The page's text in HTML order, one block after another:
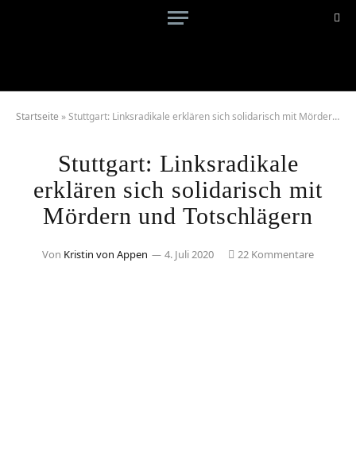
Startseite »Stuttgart: Linksradikale erklären sich solidarisch mit Mördern und Totschlägern
Stuttgart: Linksradikale
erklären sich solidarisch mit
Mördern und Totschlägern
Von Kristin von Appen 4. Juli 2020 22 Kommentare